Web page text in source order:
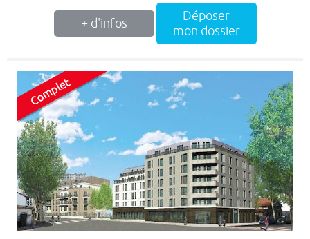
+ d'infos
Déposer
mon dossier